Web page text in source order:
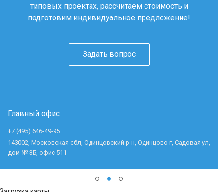
типовых проектах, рассчитаем стоимость и
подготовим индивидуальное предложение!
Задать вопрос
Главный офис
+7 (495) 646-49-95
143002, Московская обл, Одинцовский р-н, Одинцово г, Садовая ул,
дом № 3Б, офис 511